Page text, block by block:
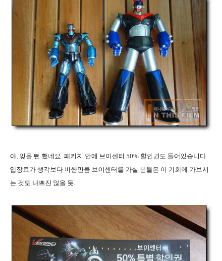
아, 잊을 뻔 했네요. 패키지 안에 브이센터 50% 할인권도 들어있습니다.
입장료가 생각보다 비싼만큼 브이센터를 가실 분들은 이 기회에 가보시
는 것도 나쁘진 않을 듯.